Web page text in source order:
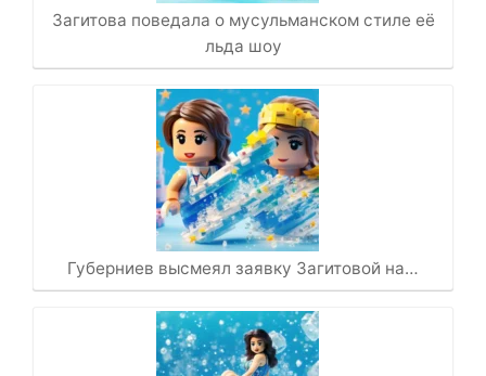
Загитова поведала о мусульманском стиле её
льда шоу
Губерниев высмеял заявку Загитовой на…